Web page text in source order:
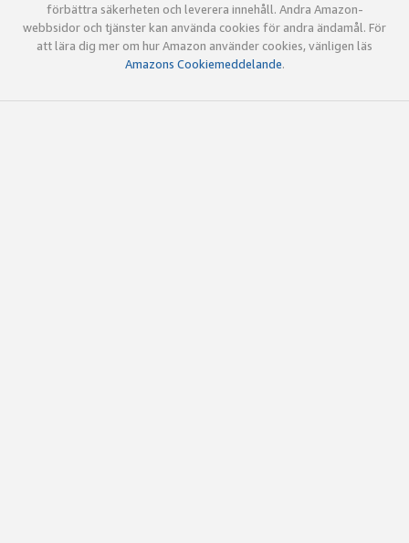
förbättra säkerheten och leverera innehåll. Andra Amazon-
webbsidor och tjänster kan använda cookies för andra ändamål. För
att lära dig mer om hur Amazon använder cookies, vänligen läs
Amazons Cookiemeddelande.